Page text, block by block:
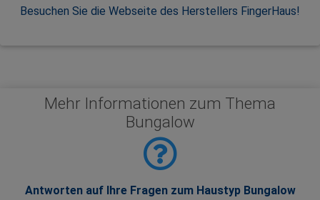
Besuchen Sie die Webseite des Herstellers FingerHaus!
Mehr Informationen zum Thema
Bungalow
Antworten auf Ihre Fragen zum Haustyp Bungalow